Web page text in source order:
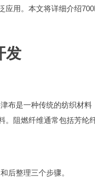
用。本文将详细介绍
发
布是一种传统的纺织材
阻燃纤维通常包括芳纶
后整理三个步骤。